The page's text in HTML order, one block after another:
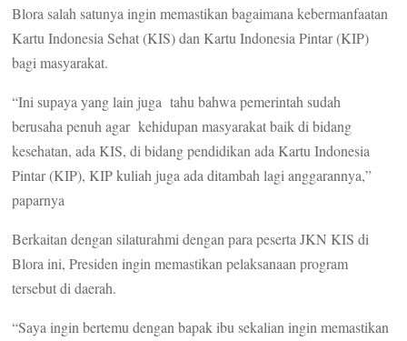
Blora salah satunya ingin memastikan bagaimana kebermanfaatan
Kartu Indonesia Sehat (KIS) dan Kartu Indonesia Pintar (KIP)
bagi masyarakat.
“Ini supaya yang lain juga tahu bahwa pemerintah sudah
berusaha penuh agar kehidupan masyarakat baik di bidang
kesehatan, ada KIS, di bidang pendidikan ada Kartu Indonesia
Pintar (KIP), KIP kuliah juga ada ditambah lagi anggarannya,”
paparnya
Berkaitan dengan silaturahmi dengan para peserta JKN KIS di
Blora ini, Presiden ingin memastikan pelaksanaan program
tersebut di daerah.
“Saya ingin bertemu dengan bapak ibu sekalian ingin memastikan